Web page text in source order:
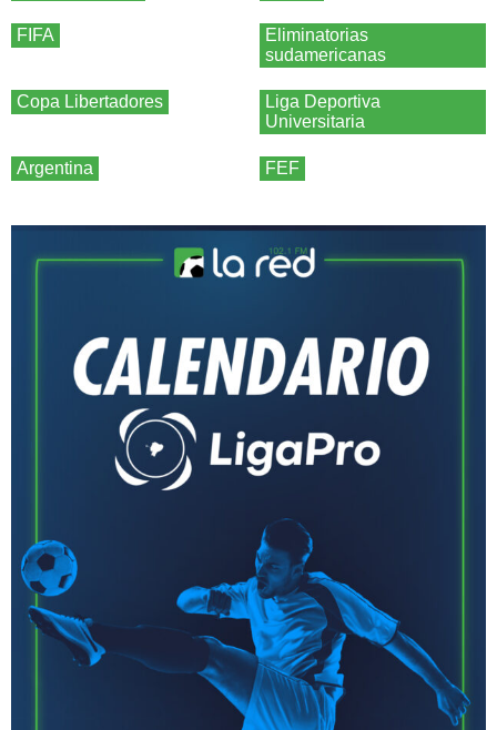
FIFA
Eliminatorias
sudamericanas
Copa Libertadores
Liga Deportiva
Universitaria
Argentina FEF